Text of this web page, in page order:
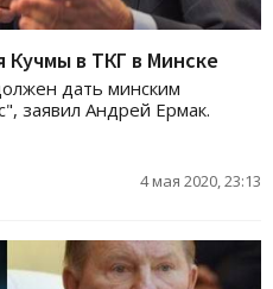
Кучмы в ТКГ в Минске
дать минским
заявил Андрей Ермак.
4 мая 2020, 23:13